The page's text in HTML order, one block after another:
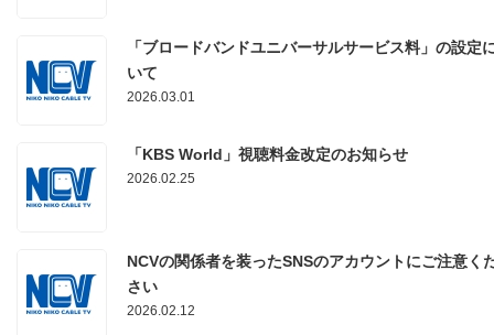
「ブロードバンドユニバーサルサービス料」の設定
いて
2026.03.01
「KBS World」視聴料金改定のお知らせ
2026.02.25
NCVの関係者を装ったSNSのアカウントにご注意く
さい
2026.02.12